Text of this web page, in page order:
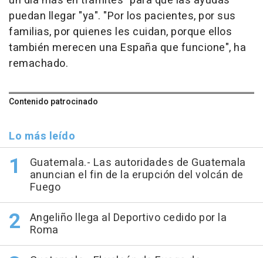
puedan llegar "ya". "Por los pacientes, por sus
familias, por quienes les cuidan, porque ellos
también merecen una España que funcione", ha
remachado.
Contenido patrocinado
Lo más leído
Guatemala.- Las autoridades de Guatemala
anuncian el fin de la erupción del volcán de
Fuego
Angeliño llega al Deportivo cedido por la
Roma